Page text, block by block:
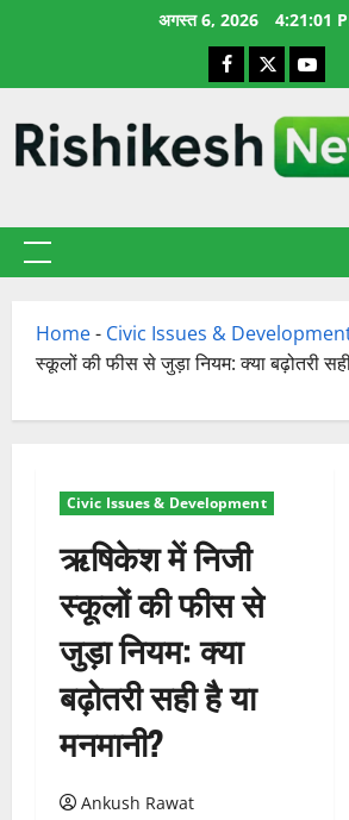
अगस्त 6, 2026 4:21:02
Facebook
X
प्राथमिक
Home- Civic Issues &
स्कूलों की फीस से जुड़ा नियम: क्या बढ़ोतरी
Civic Issues & Development
ऋषिकेश में निजी
स्कूलों की फीस से
जुड़ा नियम: क्या
बढ़ोतरी सही है या
मनमानी?
Ankush Rawat